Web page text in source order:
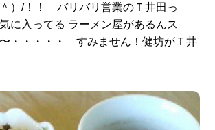
）/！！ バリバリ営業のＴ井田っ
に入ってる ラーメン屋があるんス
・・・・・ すみません！健坊がＴ井